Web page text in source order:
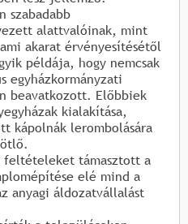
szabadabb
alattvalóinak, mint
akarat érvényesítésétől
példája, hogy nemcsak
egyházkormányzati
beavatkozott. Előbbiek
kialakítása,
kápolnák lerombolására
támasztott a
elé mind a
anyagi áldozatvállalást